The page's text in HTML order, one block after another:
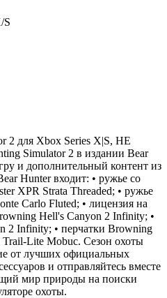
S
2 для Xbox Series X|S, НЕ
Simulator 2 в издании Bear
и дополнительный контент из
Hunter входит: • ружье со
XPR Strata Threaded; • ружье
Carlo Fluted; • лицензия на
Hell's Canyon 2 Infinity; •
2 Infinity; • перчатки Browning
Trail-Lite Mobuc. Сезон охоты
от лучших официальных
и отправляйтесь вместе
мир природы на поиски
охоты.